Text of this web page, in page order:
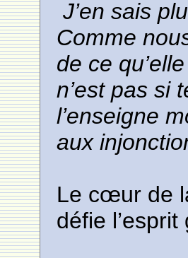
J’en sais
Comme
de ce
n’est pas si
l’enseigne
aux
Le cœur de
défie